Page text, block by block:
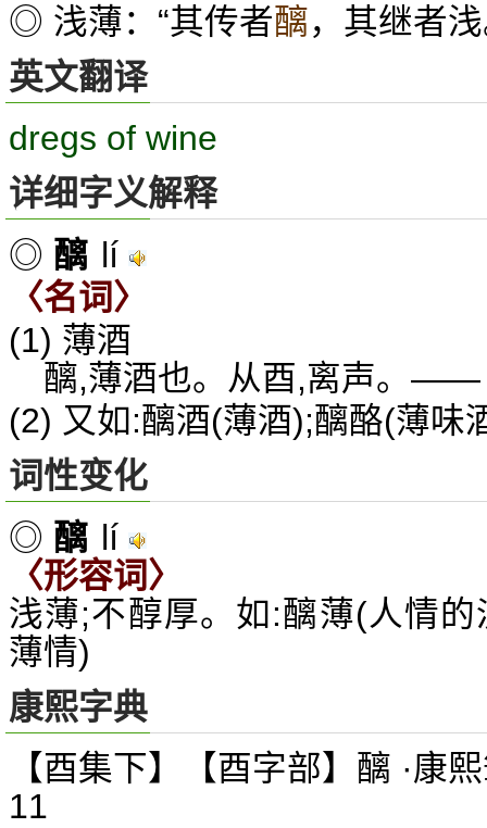
◎ 浅薄：“其传者醨，其继者浅
英文翻译
dregs of wine
详细字义解释
◎ 醨 lí
〈名词〉
(1) 薄酒
醨,薄酒也。从酉,离声。——
(2) 又如:醨酒(薄酒);醨酪(薄味
词性变化
◎ 醨 lí
〈形容词〉
浅薄;不醇厚。如:醨薄(人情
薄情)
康熙字典
【酉集下】【酉字部】醨 ·康
11